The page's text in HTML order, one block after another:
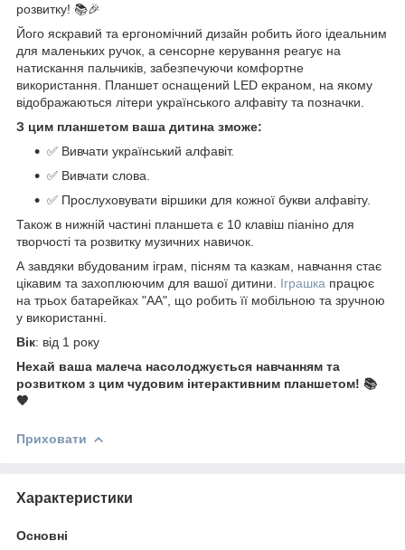
розвитку! 📚🎉
Його яскравий та ергономічний дизайн робить його ідеальним
для маленьких ручок, а сенсорне керування реагує на
натискання пальчиків, забезпечуючи комфортне
використання. Планшет оснащений LED екраном, на якому
відображаються літери українського алфавіту та позначки.
З цим планшетом ваша дитина зможе:
✅ Вивчати український алфавіт.
✅ Вивчати слова.
✅ Прослуховувати віршики для кожної букви алфавіту.
Також в нижній частині планшета є 10 клавіш піаніно для
творчості та розвитку музичних навичок.
А завдяки вбудованим іграм, пісням та казкам, навчання стає
цікавим та захоплюючим для вашої дитини. Іграшка працює
на трьох батарейках "АА", що робить її мобільною та зручною
у використанні.
Вік: від 1 року
Нехай ваша малеча насолоджується навчанням та
розвитком з цим чудовим інтерактивним планшетом! 📚
🧡
Приховати
Характеристики
Основні